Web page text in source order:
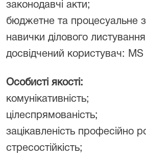
законодавчі акти;
бюджетне та процесуальне
навички ділового
досвідчений користувач:
Особисті якості:
комунікативність;
цілеспрямованість;
зацікавленість професійно
стресостійкість;